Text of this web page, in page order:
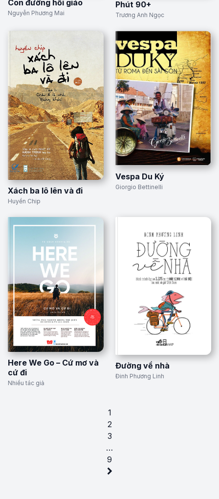
Con đường hồi giáo
Nguyễn Phương Mai
Phút 90+
Trương Anh Ngọc
Xách ba lô lên và đi
Huyền Chip
Vespa Du Ký
Giorgio Bettinelli
Here We Go – Cứ mơ và
cứ đi
Nhiều tác giả
Đường về nhà
Đinh Phương Linh
1
2
3
…
9